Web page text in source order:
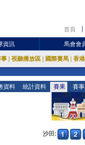
首頁
資訊 馬會會
視聽播放區 國際賽馬 香
資料 統計資料 賽果 賽
沙田: